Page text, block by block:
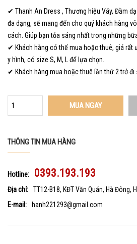
✔ Thanh An Dress , Thương hiệu Váy, Đầm
đa dạng, sẽ mang đến cho quý khách hàng
cách. Giúp bạn tỏa sáng nhất trong những
✔ Khách hàng có thể mua hoặc thuê, giá rất
y hình, có size S, M, L để lựa chọn.
✔ Khách hàng mua hoặc thuê lần thứ 2 trở đi
MUA NGAY
THÔNG TIN MUA HÀNG
Hotline: 0393.193.193
Địa chỉ:
TT12-B18, KĐT Văn Quán, Hà Đông,
E-mail:
hanh221293@gmail.com